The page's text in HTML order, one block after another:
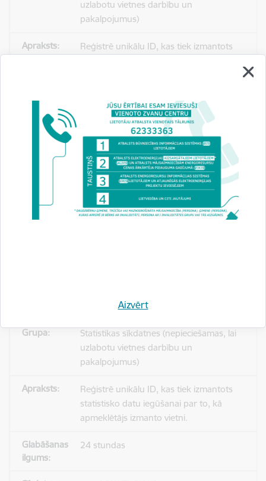
Aizvērt
uzlabotu vietnes darbību un
pakalpojumus)
Reģistrē unikālu ID, kas tiek izmantots
_gat
Statistikas sīkdatnes (nepieciešamas, lai
uzlabotu vietnes darbību un
pakalpojumus)
Statistikas sīkdatnes (nepieciešamas, lai
uzlabotu vietnes darbību un
pakalpojumus)
Reģistrē unikālu ID, kas tiek izmantots
statistisko datu iegūšanai par to, kā
apmeklētājs izmanto vietni.
24 stundas